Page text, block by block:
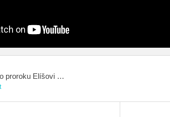
proroku Elíšovi …